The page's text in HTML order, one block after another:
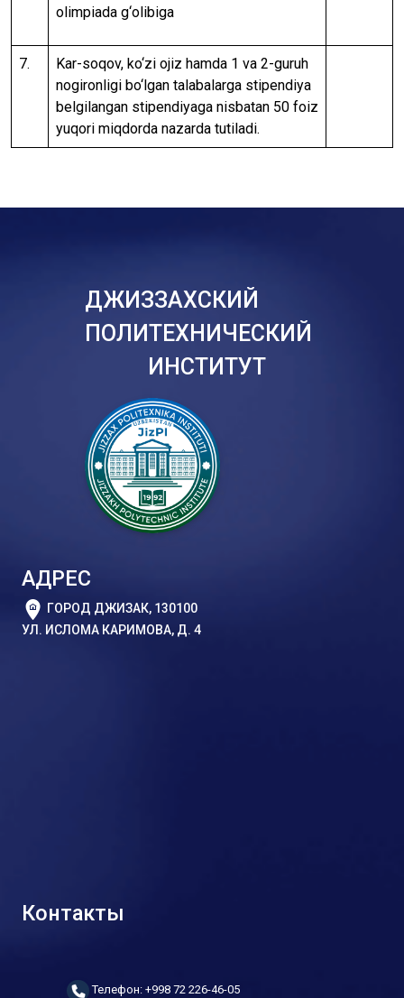
olimpiada g‘olibiga
7.
Kar-soqov, ko‘zi ojiz hamda 1 va 2-guruh
nogironligi bo‘lgan talabalarga stipendiya
belgilangan stipendiyaga nisbatan 50 foiz
yuqori miqdorda nazarda tutiladi.
ДЖИЗЗАХСКИЙ
ПОЛИТЕХНИЧЕСКИЙ
ИНСТИТУТ
АДРЕС
ГОРОД ДЖИЗАК, 130100
УЛ. ИСЛОМА КАРИМОВА, Д. 4
Контакты
Телефон: +998 72 226-46-05